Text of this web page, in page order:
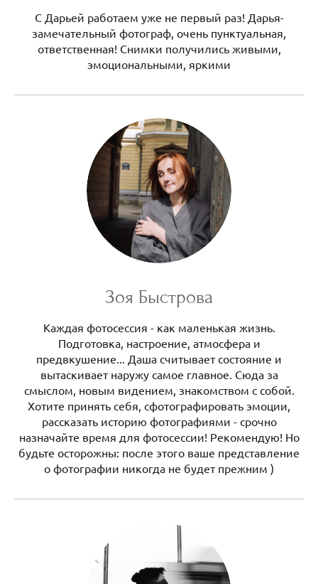
С Дарьей работаем уже не первый раз! Дарья-
замечательный фотограф, очень пунктуальная,
ответственная! Снимки получились живыми,
эмоциональными, яркими
Зоя Быстрова
Каждая фотосессия - как маленькая жизнь.
Подготовка, настроение, атмосфера и
предвкушение... Даша считывает состояние и
вытаскивает наружу самое главное. Сюда за
смыслом, новым видением, знакомством с собой.
Хотите принять себя, сфотографировать эмоции,
рассказать историю фотографиями - срочно
назначайте время для фотосессии! Рекомендую! Но
будьте осторожны: после этого ваше представление
о фотографии никогда не будет прежним )